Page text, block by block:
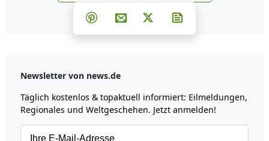
Teilen auf Facebook
Teilen auf Whatsapp
Teilen auf Telegram
Teilen auf Pinterest
Per E-Mail teilen
Post auf X
Newsletter von news.de
Täglich kostenlos & topaktuell informiert: Eilmeldungen,
Regionales und Weltgeschehen. Jetzt anmelden!